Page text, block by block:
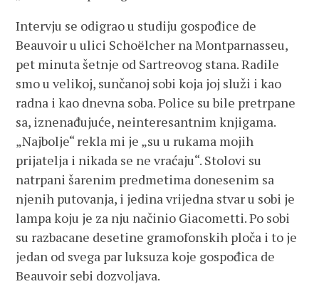
Intervju se odigrao u studiju gospođice de
Beauvoir u ulici Schoëlcher na Montparnasseu,
pet minuta šetnje od Sartreovog stana. Radile
smo u velikoj, sunčanoj sobi koja joj služi i kao
radna i kao dnevna soba. Police su bile pretrpane
sa, iznenađujuće, neinteresantnim knjigama.
„Najbolje“ rekla mi je „su u rukama mojih
prijatelja i nikada se ne vraćaju“. Stolovi su
natrpani šarenim predmetima donesenim sa
njenih putovanja, i jedina vrijedna stvar u sobi je
lampa koju je za nju načinio Giacometti. Po sobi
su razbacane desetine gramofonskih ploča i to je
jedan od svega par luksuza koje gospođica de
Beauvoir sebi dozvoljava.